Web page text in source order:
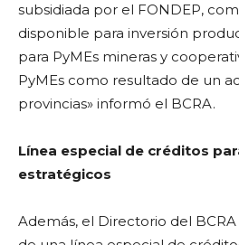
subsidiada por el FONDEP,
disponible para inversión
para PyMEs mineras y
PyMEs como resultado de un
provincias» informó el BCRA.
Línea especial de créditos
estratégicos
Además, el Directorio del